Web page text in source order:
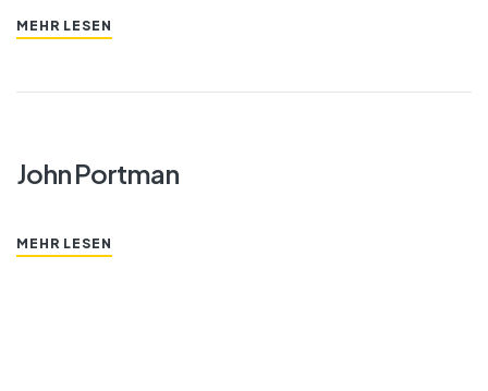
MEHR LESEN
John Portman
MEHR LESEN